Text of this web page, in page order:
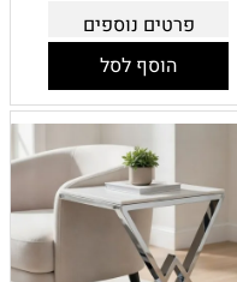
פרטים נוספים
הוסף לסל